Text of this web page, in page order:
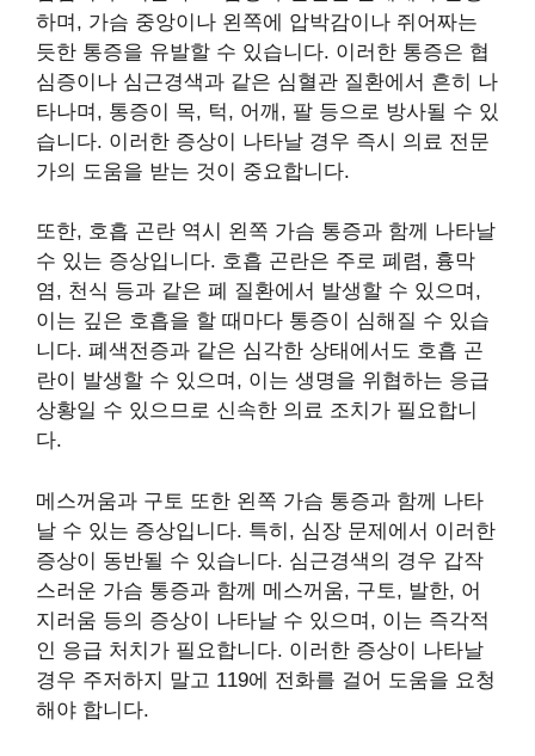
하며, 가슴 중앙이나 왼쪽에 압박감이나 쥐어짜는
듯한 통증을 유발할 수 있습니다. 이러한 통증은 협
심증이나 심근경색과 같은 심혈관 질환에서 흔히 나
타나며, 통증이 목, 턱, 어깨, 팔 등으로 방사될 수 있
습니다. 이러한 증상이 나타날 경우 즉시 의료 전문
가의 도움을 받는 것이 중요합니다.
또한, 호흡 곤란 역시 왼쪽 가슴 통증과 함께 나타날
수 있는 증상입니다. 호흡 곤란은 주로 폐렴, 흉막
염, 천식 등과 같은 폐 질환에서 발생할 수 있으며,
이는 깊은 호흡을 할 때마다 통증이 심해질 수 있습
니다. 폐색전증과 같은 심각한 상태에서도 호흡 곤
란이 발생할 수 있으며, 이는 생명을 위협하는 응급
상황일 수 있으므로 신속한 의료 조치가 필요합니
다.
메스꺼움과 구토 또한 왼쪽 가슴 통증과 함께 나타
날 수 있는 증상입니다. 특히, 심장 문제에서 이러한
증상이 동반될 수 있습니다. 심근경색의 경우 갑작
스러운 가슴 통증과 함께 메스꺼움, 구토, 발한, 어
지러움 등의 증상이 나타날 수 있으며, 이는 즉각적
인 응급 처치가 필요합니다. 이러한 증상이 나타날
경우 주저하지 말고 119에 전화를 걸어 도움을 요청
해야 합니다.